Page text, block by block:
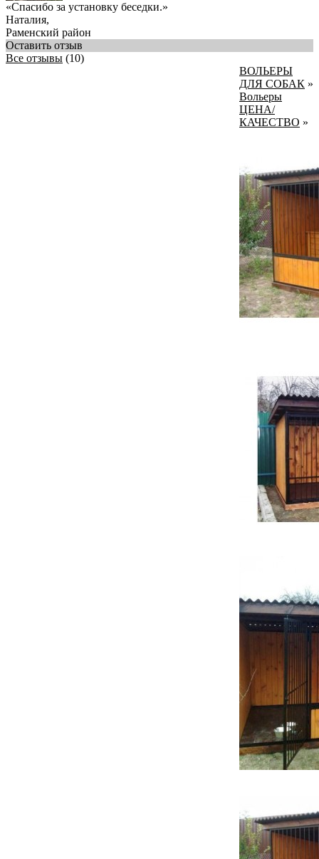
«Спасибо за установку беседки.»
Наталия,
Раменский район
Оставить отзыв
Все отзывы (10)
ВОЛЬЕРЫ
ДЛЯ СОБАК »
Вольеры
ЦЕНА/
КАЧЕСТВО »